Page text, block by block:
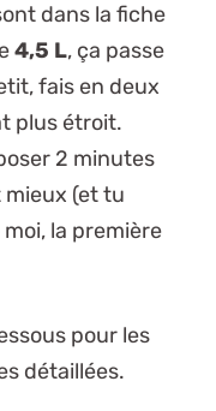
dans la fiche
4,5 L, ça passe
fais en deux
plus étroit.
2 minutes
mieux (et tu
la première
pour les
détaillées.